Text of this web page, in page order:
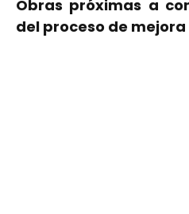
Obras próximas a
del proceso de mejora